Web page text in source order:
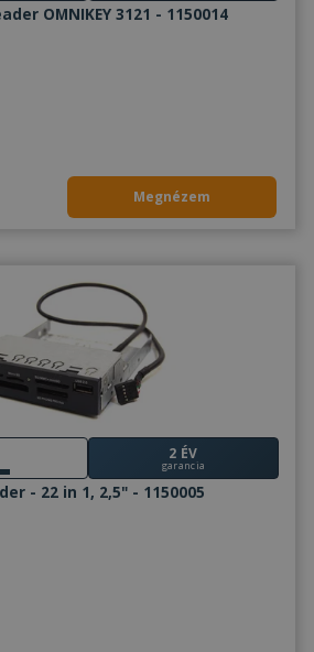
OMNIKEY 3121 - 1150014
Megnézem
2 ÉV
garancia
- 22 in 1, 2,5" - 1150005